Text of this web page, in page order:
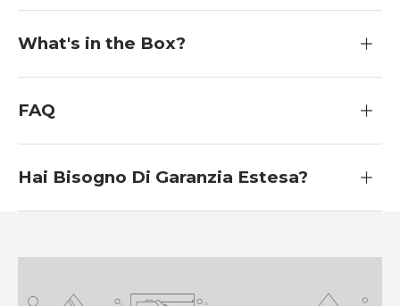
What's in the Box?
FAQ
Hai Bisogno Di Garanzia Estesa?